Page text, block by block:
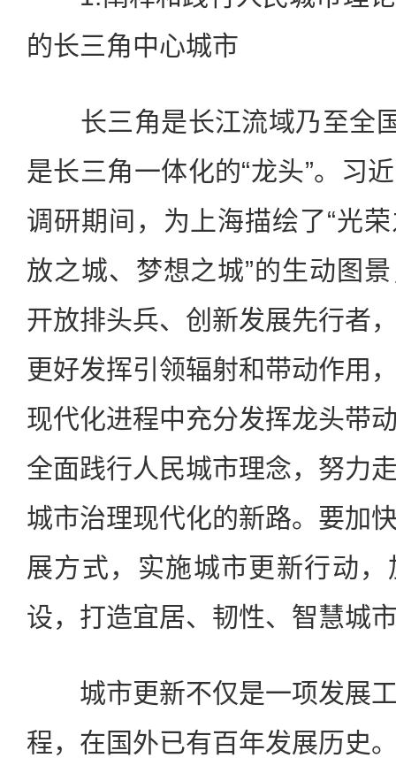
的长三角中心城市
长三角是长江流域乃至全国
是长三角一体化的“龙头”。习
调研期间，为上海描绘了“光
放之城、梦想之城”的生动图
开放排头兵、创新发展先行者
更好发挥引领辐射和带动作用
现代化进程中充分发挥龙头带
全面践行人民城市理念，努力
城市治理现代化的新路。要加
展方式，实施城市更新行动
设，打造宜居、韧性、智慧城
城市更新不仅是一项发展工
程，在国外已有百年发展历史